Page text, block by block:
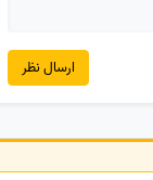
ارسال نظر